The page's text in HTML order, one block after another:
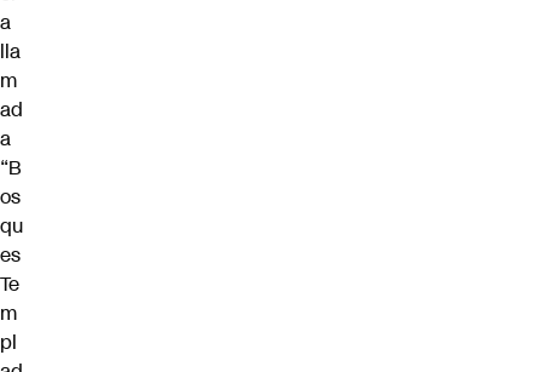
a
lla
m
ad
a
“B
os
qu
es
Te
m
pl